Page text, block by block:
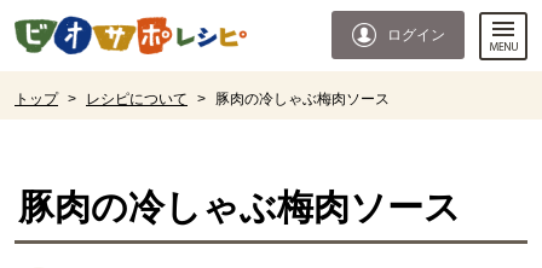
ページの先頭です。
ログイン
トップ > レシピについて > 豚肉の冷しゃぶ梅肉ソース
豚肉の冷しゃぶ梅肉ソース